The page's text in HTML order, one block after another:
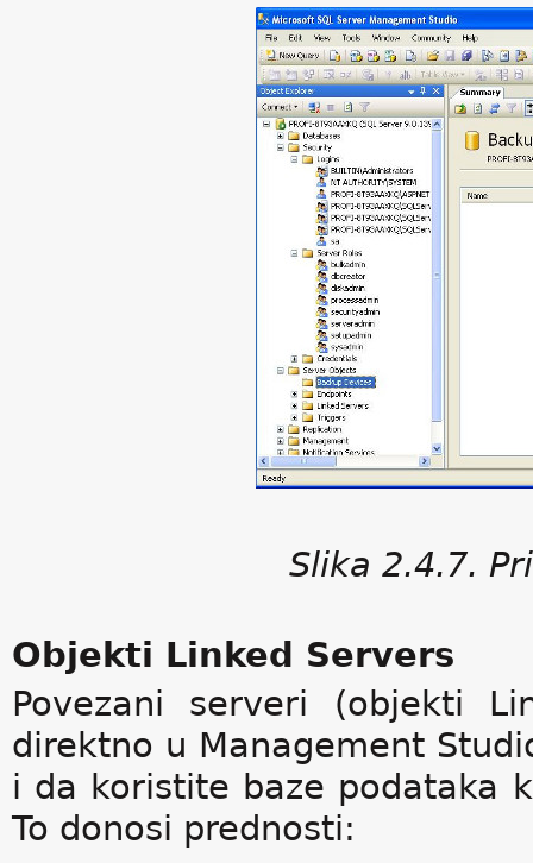
Slika 2.4.7.
Objekti Linked Servers
Povezani serveri (objekti
direktno u Management
i da koristite baze podataka
To donosi prednosti: